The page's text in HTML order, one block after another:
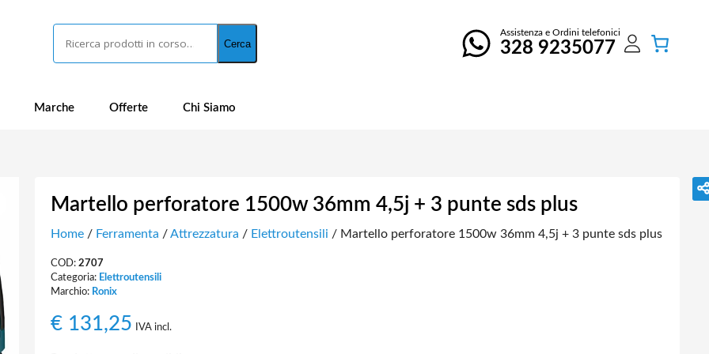
Cerca
Assistenza e Ordini telefonici
328 9235077
Marche Offerte Chi Siamo
Martello perforatore 1500w 36mm 4,5j + 3 punte sds plus
Home/ Ferramenta /Attrezzatura / Elettroutensili / Martello perforatore 1500w 36mm 4,5j + 3 punte sds plus
COD: 2707
Categoria: Elettroutensili
Marchio: Ronix
€131,25 IVA incl.